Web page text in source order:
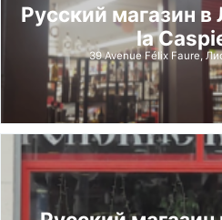
Русский магазин в
la
39 Avenue Félix Faure,